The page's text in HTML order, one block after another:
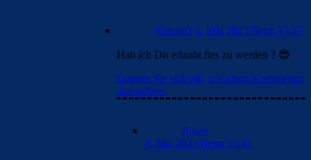
Alma-03 4. Mai 2025 Beim 15:37
Hab ich Dir erlaubt fies zu werden ? 😎
Loggen Sie sich ein, um einen Kommentar
abzugeben
Bojan
4. Mai 2025 Beim 15:41